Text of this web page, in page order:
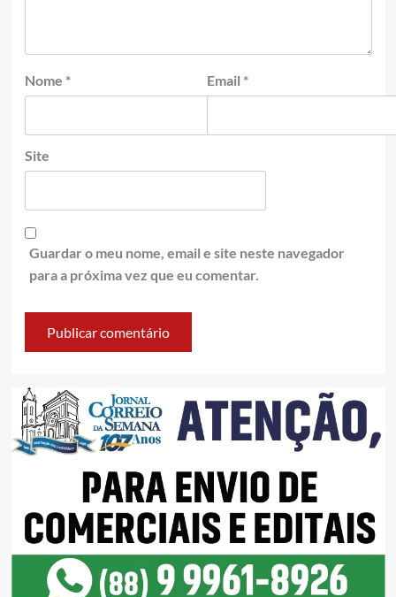
Nome * Email *
Site
Guardar o meu nome, email e site neste navegador
para a próxima vez que eu comentar.